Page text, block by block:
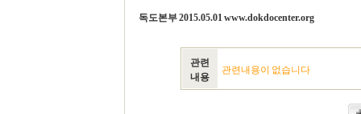
독도본부 2015.05.01 www.dokdocenter.org
관련
내용
관련내용이 없습니다